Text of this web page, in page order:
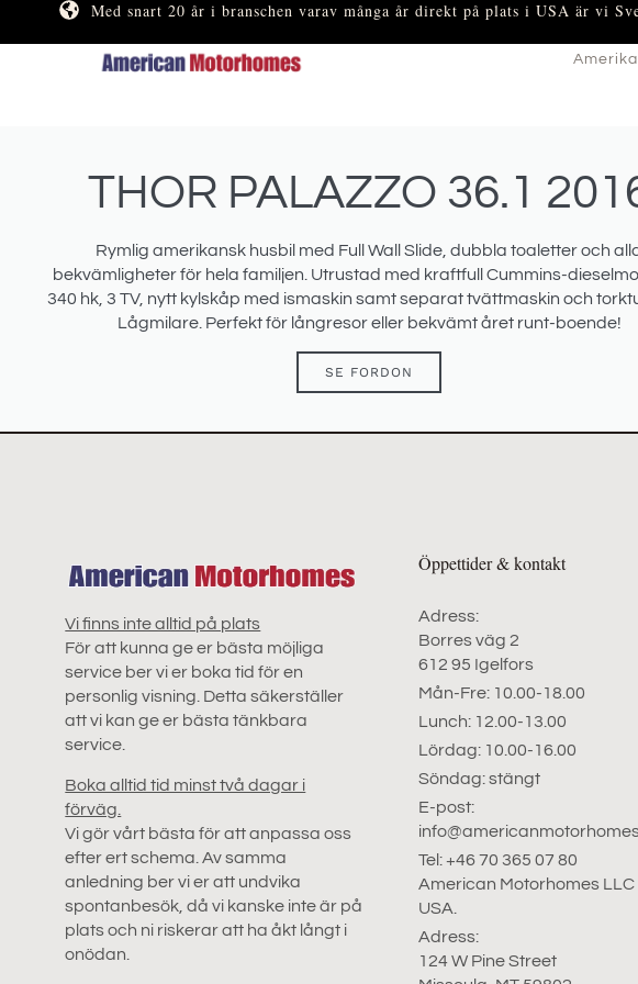
Med snart 20 år i branschen varav många år direkt på plats i USA är vi
THOR PALAZZO 36.1
Rymlig amerikansk husbil med Full Wall Slide, dubbla toaletter och
bekvämligheter för hela familjen. Utrustad med kraftfull Cummins-
340 hk, 3 TV, nytt kylskåp med ismaskin samt separat tvättmaskin och
Lågmilare. Perfekt för långresor eller bekvämt året runt-boende!
SE FORDON
Vi finns inte alltid på plats
För att kunna ge er bästa möjliga
service ber vi er boka tid för en
personlig visning. Detta säkerställer
att vi kan ge er bästa tänkbara
service.
Boka alltid tid minst två dagar i
förväg.
Vi gör vårt bästa för att anpassa oss
efter ert schema. Av samma
anledning ber vi er att undvika
spontanbesök, då vi kanske inte är på
plats och ni riskerar att ha åkt långt i
onödan.
Öppettider & kontakt
Adress:
Borres väg 2
612 95 Igelfors
Mån-Fre: 10.00-18.00
Lunch: 12.00-13.00
Lördag: 10.00-16.00
Söndag: stängt
E-post:
Tel: +46 70 365 07 80
American Motorhomes LLC
USA.
Adress:
124 W Pine Street